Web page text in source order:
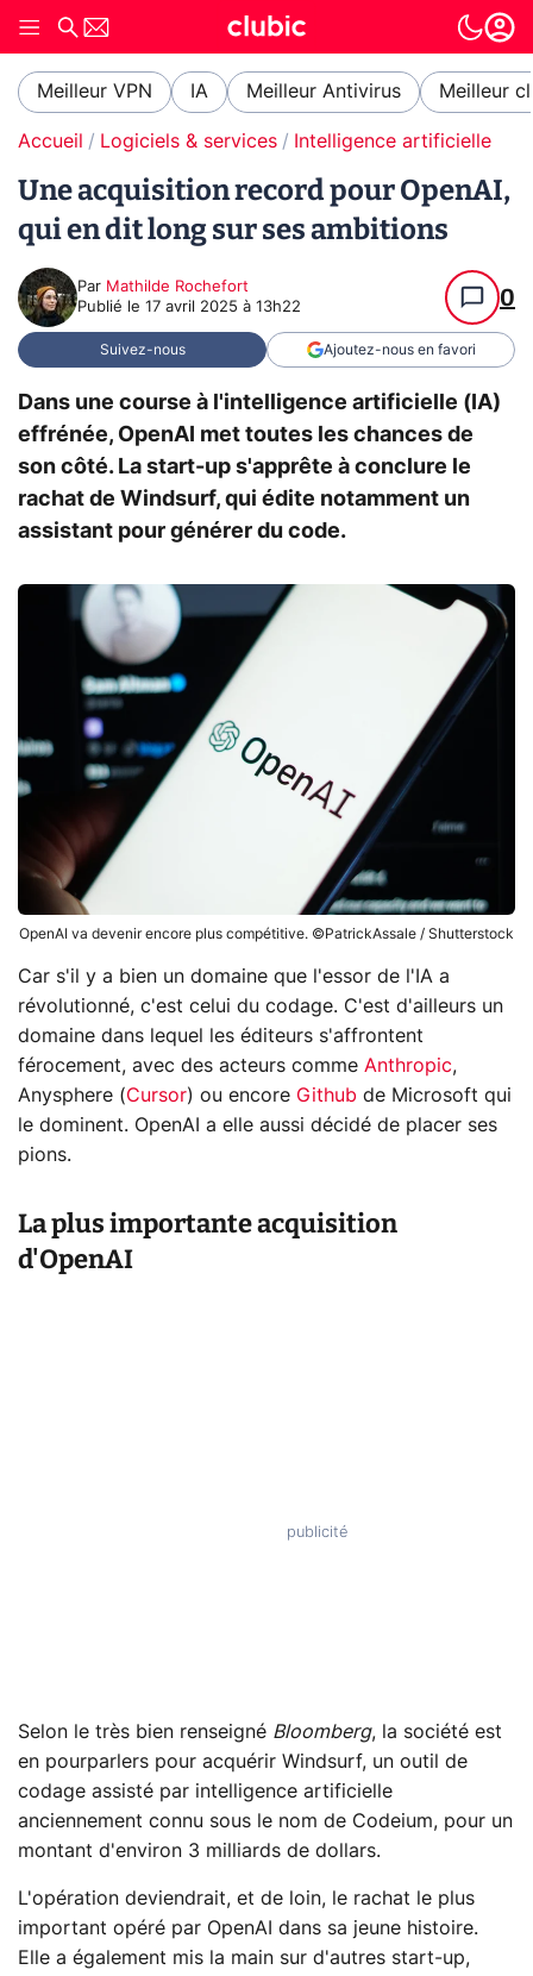
Meilleur VPN IA Meilleur Antivirus Meilleur
Accueil Logiciels & services Intelligence artificielle
Une acquisition record pour OpenAI,
qui en dit long sur ses ambitions
Par Mathilde Rochefort
Publié le 17 avril 2025 à 13h22 0
Suivez-nous Ajoutez-nous en favori
Dans une course à l'intelligence artificielle (IA)
effrénée, OpenAI met toutes les chances de
son côté. La start-up s'apprête à conclure le
rachat de Windsurf, qui édite notamment un
assistant pour générer du code.
OpenAI va devenir encore plus compétitive. ©PatrickAssale / Shutterstock
Car s'il y a bien un domaine que l'essor de l'IA a
révolutionné, c'est celui du codage. C'est d'ailleurs un
domaine dans lequel les éditeurs s'affrontent
férocement, avec des acteurs comme Anthropic,
Anysphere (Cursor) ou encore Github de Microsoft qui
le dominent. OpenAI a elle aussi décidé de placer ses
pions.
La plus importante acquisition
d'OpenAI
Selon le très bien renseigné Bloomberg, la société est
en pourparlers pour acquérir Windsurf, un outil de
codage assisté par intelligence artificielle
anciennement connu sous le nom de Codeium, pour un
montant d'environ 3 milliards de dollars.
L'opération deviendrait, et de loin, le rachat le plus
important opéré par OpenAI dans sa jeune histoire.
Elle a également mis la main sur d'autres start-up,